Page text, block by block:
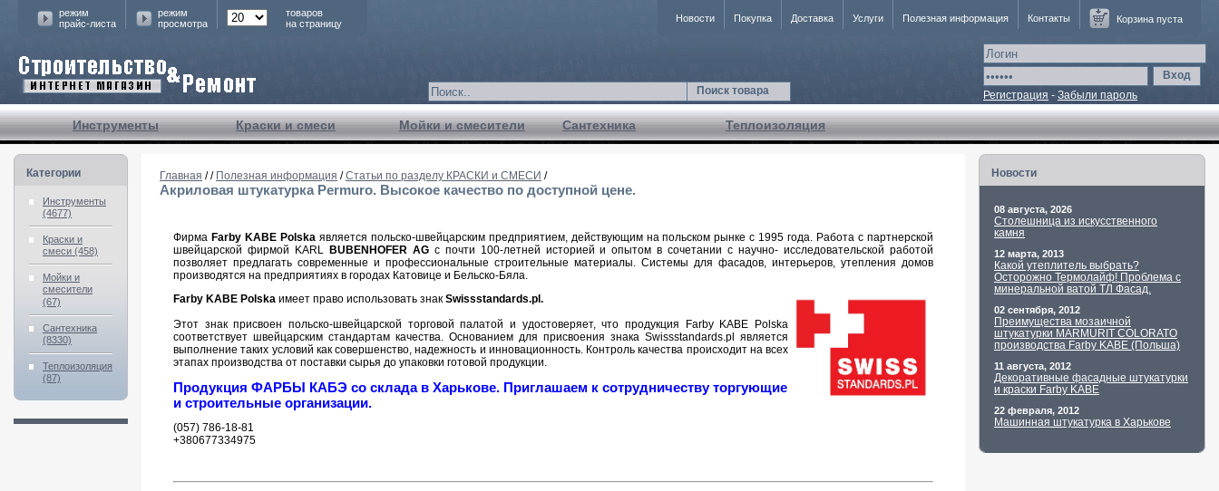
Инструменты Краски и смеси Мойки и смесители Сантехника Теплоизоляция
режим
прайс-листа
режим
просмотра
товаров
на страницу
Новости Покупка Доставка Услуги Полезная информация Контакты Корзина пуста
Вход
Регистрация - Забыли пароль
Поиск товара
Категории
Инструменты
(4677)
Краски и
смеси (458)
Мойки и
смесители
(67)
Сантехника
(8330)
Теплоизоляция
(87)
Главная // Полезная информация /Статьи по разделу КРАСКИ и СМЕСИ /
Акриловая штукатурка Permuro. Высокое качество по доступной цене.
Фирма Farby KABE Polskaявляется польско-швейцарским предприятием, действующим на польском рынке с 1995 года. Работа с партнерской
швейцарской фирмой KARL BUBENHOFER AGс почти 100-летней историей и опытом в сочетании с научно- исследовательской работой
позволяет предлагать современные и профессиональные строительные материалы. Системы для фасадов, интерьеров, утепления домов
производятся на предприятиях в городах Катовице и Бельско-Бяла.
Farby KABE Polska имеет право использовать знак Swissstandards.pl.
Этот знак присвоен польско-швейцарской торговой палатой и удостоверяет, что продукция Farby KABE Polska
соответствует швейцарским стандартам качества. Основанием для присвоения знака Swissstandards.pl является
выполнение таких условий как совершенство, надежность и инновационность. Контроль качества происходит на всех
этапах производства от поставки сырья до упаковки готовой продукции.
Продукция ФАРБЫ КАБЭ со склада в Харькове. Приглашаем к сотрудничеству торгующие
и строительные организации.
(057) 786-18-81
+380677334975
Новости
08 августа, 2026
Столешница из искусственного
камня
12 марта, 2013
Какой утеплитель выбрать?
Осторожно Термолайф! Проблема с
минеральной ватой ТЛ Фасад.
02 сентября, 2012
Преимущества мозаичной
штукатурки MARMURIT COLORATO
производства Farby KABE (Польша)
11 августа, 2012
Декоративные фасадные штукатурки
и краски Farby KABE
22 февраля, 2012
Машинная штукатурка в Харькове